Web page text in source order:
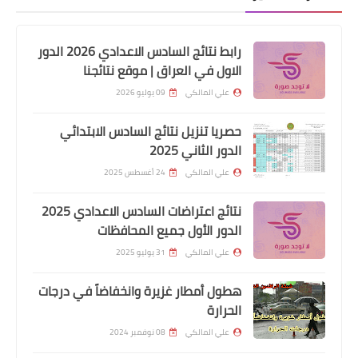
تم صرف رواتب الموظفين لهذا اليوم
2024/8/26
المعين المتفرغ
اسماء المشمولين باصدار الماستر كارد
محافطة كربلاء الوجبة الثالثة
رابط نتائج السادس الاعدادي 2026 الدور
الاول في العراق | موقع نتائجنا
علي المالكي 09 يوليو 2026
حصريا تنزيل نتائج السادس الابتدائي
الدور الثاني 2025
علي المالكي 24 أغسطس 2025
نتائج اعتراضات السادس الاعدادي 2025
الدور الأول جميع المحافظات
علي المالكي 31 يوليو 2025
هطول أمطار غزيرة وانخفاضاً في درجات
الحرارة
علي المالكي 08 نوفمبر 2024